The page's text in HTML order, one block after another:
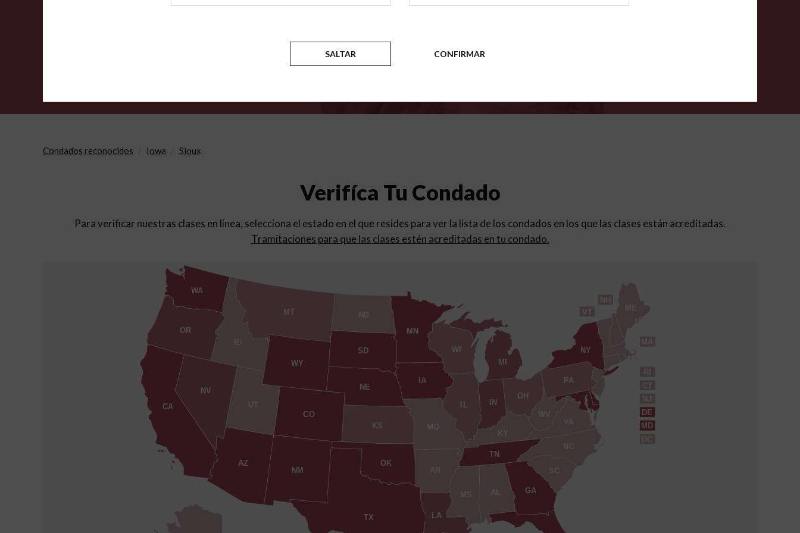
Condados reconocidos Iowa Sioux
Verifíca Tu Condado
Para verificar nuestras clases en línea, selecciona el estado en el que resides para ver la lista de los condados en los que las clases están acreditadas.
Tramitaciones para que las clases estén acreditadas en tu condado.
AL
AZ
AR
CA
CO
CT
DE
DC
GA
ID
IN
IA
KS
KY
LA
ME
MD
MA
MI
MN
MS
MO
MT
NE
NV
NH
NJ
NM
NY
NC
ND
OH
OK
OR
PA
RI
SC
SD
TN
TX
UT
VT
VA
WA
WV
WI
WY
SALTAR CONFIRMAR